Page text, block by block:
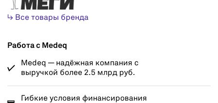
↳ Все товары бренда
Работа с Medeq
Medeq — надёжная компания с
выручкой более 2.5 млрд руб.
Гибкие условия финансирования